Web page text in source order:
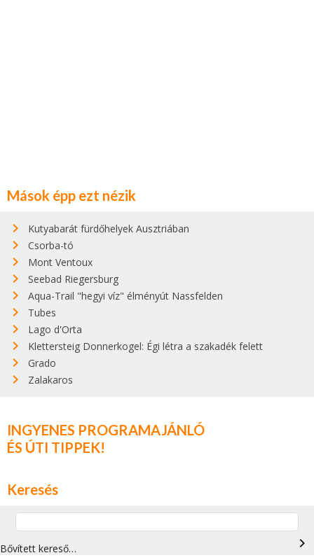
Mások épp ezt nézik
Kutyabarát fürdőhelyek Ausztriában
Csorba-tó
Mont Ventoux
Seebad Riegersburg
Aqua-Trail "hegyi víz" élményút Nassfelden
Tubes
Lago d'Orta
Klettersteig Donnerkogel: Égi létra a szakadék felett
Grado
Zalakaros
INGYENES PROGRAMAJÁNLÓ
ÉS ÚTI TIPPEK!
Keresés
Bővített kereső… navigate_next